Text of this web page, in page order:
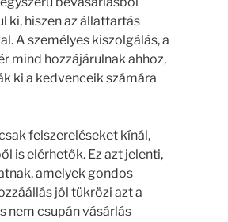
ki, hiszen az állattartás
A személyes kiszolgálás, a
mind hozzájárulnak ahhoz,
ki a kedvenceik számára
felszereléseket kínál,
is elérhetők. Ez azt jelenti,
amelyek gondos
jól tükrözi azt a
nem csupán vásárlás